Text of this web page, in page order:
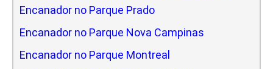
Encanador no Parque Prado
Encanador no Parque Nova Campinas
Encanador no Parque Montreal